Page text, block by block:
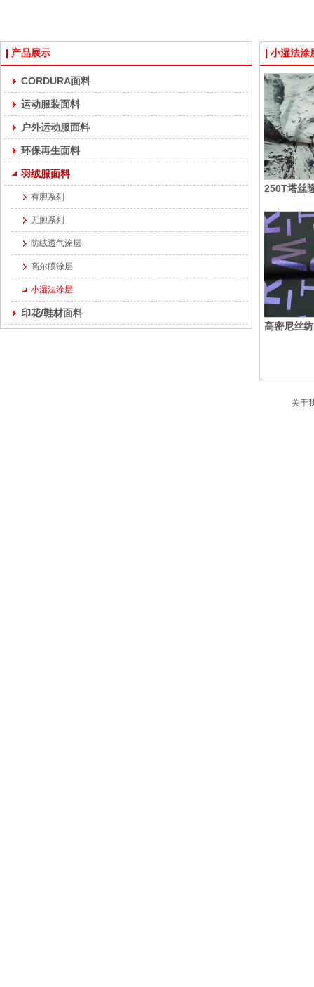
产品展示
CORDURA面料
运动服装面料
户外运动服面料
环保再生面料
羽绒服面料
有胆系列
无胆系列
防绒透气涂层
高尔膜涂层
小湿法涂层
印花/鞋材面料
小湿法涂
250T塔丝
高密尼丝纺
关于